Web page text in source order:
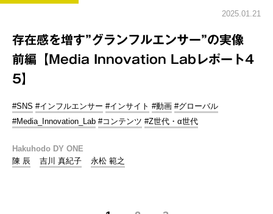
2025.01.21
存在感を増す”グランフルエンサー”の実像
前編【Media Innovation Labレポート4
5】
#SNS #インフルエンサー #インサイト #動画 #グローバル
#Media_Innovation_Lab #コンテンツ #Z世代・α世代
Hakuhodo DY ONE
陳 辰
吉川 真紀子 永松 範之